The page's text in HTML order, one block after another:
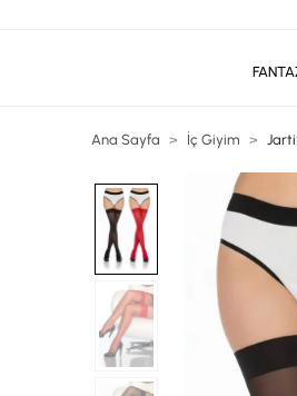
Ana Sayfa İç Giyim